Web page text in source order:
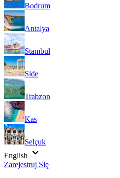
Bodrum
Antalya
Stambuł
Side
Trabzon
Kas
Selçuk
English
Zarejestruj Się